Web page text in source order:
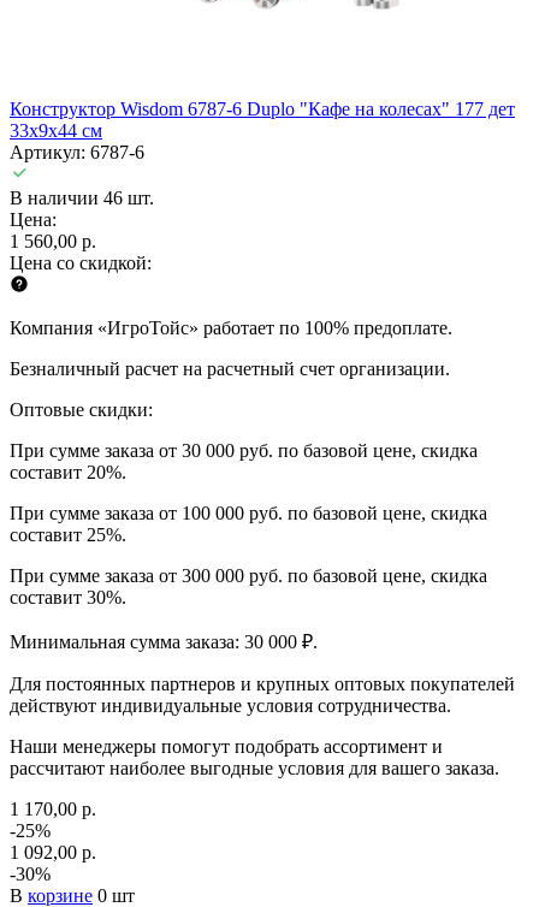
Конструктор Wisdom 6787-6 Duplo "Кафе на колесах" 177 дет
33х9х44 см
Артикул: 6787-6
В наличии 46 шт.
Цена:
1 560,00 р.
Цена со скидкой:
Компания «ИгроТойс» работает по 100% предоплате.
Безналичный расчет на расчетный счет организации.
Оптовые скидки:
При сумме заказа от 30 000 руб. по базовой цене, скидка
составит 20%.
При сумме заказа от 100 000 руб. по базовой цене, скидка
составит 25%.
При сумме заказа от 300 000 руб. по базовой цене, скидка
составит 30%.
Минимальная сумма заказа: 30 000 ₽.
Для постоянных партнеров и крупных оптовых покупателей
действуют индивидуальные условия сотрудничества.
Наши менеджеры помогут подобрать ассортимент и
рассчитают наиболее выгодные условия для вашего заказа.
1 170,00 р.
-25%
1 092,00 р.
-30%
В корзине 0 шт